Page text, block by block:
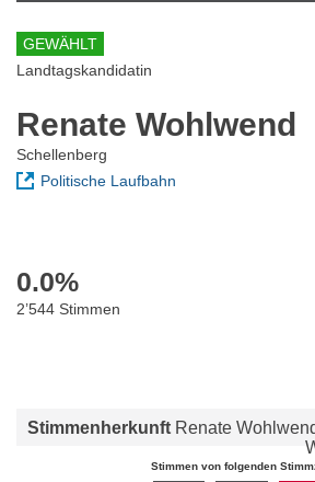
GEWÄHLT
Landtagskandidatin
Renate Wohlwend
Schellenberg
Politische Laufbahn
0.0%
2’544 Stimmen
Stimmenherkunft Renate
Stimmen von folgenden